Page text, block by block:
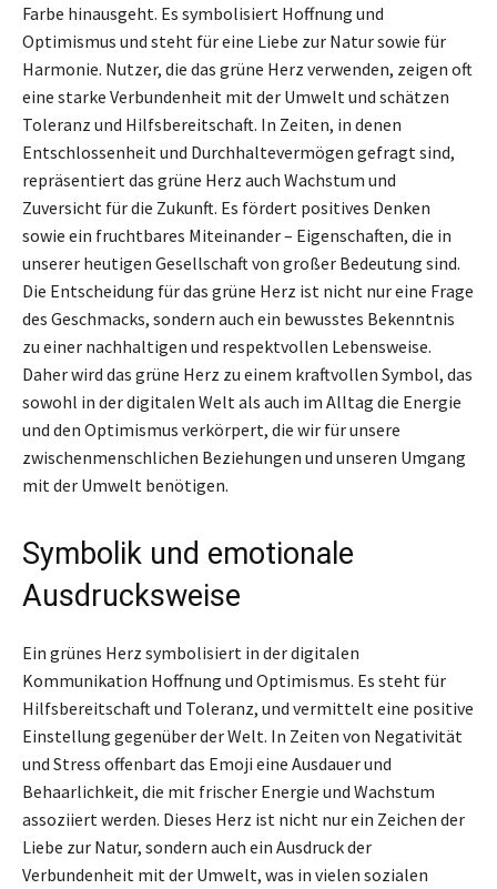
Farbe hinausgeht. Es symbolisiert Hoffnung und
Optimismus und steht für eine Liebe zur Natur sowie für
Harmonie. Nutzer, die das grüne Herz verwenden, zeigen oft
eine starke Verbundenheit mit der Umwelt und schätzen
Toleranz und Hilfsbereitschaft. In Zeiten, in denen
Entschlossenheit und Durchhaltevermögen gefragt sind,
repräsentiert das grüne Herz auch Wachstum und
Zuversicht für die Zukunft. Es fördert positives Denken
sowie ein fruchtbares Miteinander – Eigenschaften, die in
unserer heutigen Gesellschaft von großer Bedeutung sind.
Die Entscheidung für das grüne Herz ist nicht nur eine Frage
des Geschmacks, sondern auch ein bewusstes Bekenntnis
zu einer nachhaltigen und respektvollen Lebensweise.
Daher wird das grüne Herz zu einem kraftvollen Symbol, das
sowohl in der digitalen Welt als auch im Alltag die Energie
und den Optimismus verkörpert, die wir für unsere
zwischenmenschlichen Beziehungen und unseren Umgang
mit der Umwelt benötigen.
Symbolik und emotionale
Ausdrucksweise
Ein grünes Herz symbolisiert in der digitalen
Kommunikation Hoffnung und Optimismus. Es steht für
Hilfsbereitschaft und Toleranz, und vermittelt eine positive
Einstellung gegenüber der Welt. In Zeiten von Negativität
und Stress offenbart das Emoji eine Ausdauer und
Behaarlichkeit, die mit frischer Energie und Wachstum
assoziiert werden. Dieses Herz ist nicht nur ein Zeichen der
Liebe zur Natur, sondern auch ein Ausdruck der
Verbundenheit mit der Umwelt, was in vielen sozialen